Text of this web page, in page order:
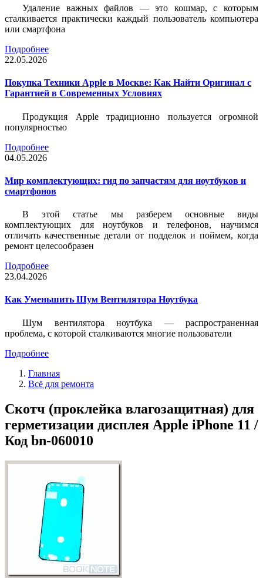
Удаление важных файлов — это кошмар, с которым
сталкивается практически каждый пользователь компьютера
или смартфона
Подробнее
22.05.2026
Покупка Техники Apple в Москве: Как Найти Оригинал с
Гарантией в Современных Условиях
Продукция Apple традиционно пользуется огромной
популярностью
Подробнее
04.05.2026
Мир комплектующих: гид по запчастям для ноутбуков и
смартфонов
В этой статье мы разберем основные виды
комплектующих для ноутбуков и телефонов, научимся
отличать качественные детали от подделок и поймем, когда
ремонт целесообразен
Подробнее
23.04.2026
Как Уменьшить Шум Вентилятора Ноутбука
Шум вентилятора ноутбука — распространенная
проблема, с которой сталкиваются многие пользователи
Подробнее
Главная
Всё для ремонта
Скотч (проклейка влагозащитная) для
герметизации дисплея Apple iPhone 11 /
Код bn-060010